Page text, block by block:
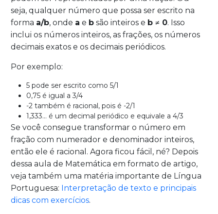
seja, qualquer número que possa ser escrito na
forma a/b, onde a e b são inteiros e b ≠ 0. Isso
inclui os números inteiros, as frações, os números
decimais exatos e os decimais periódicos.
Por exemplo:
5 pode ser escrito como 5/1
0,75 é igual a 3/4
-2 também é racional, pois é -2/1
1,333… é um decimal periódico e equivale a 4/3
Se você consegue transformar o número em
fração com numerador e denominador inteiros,
então ele é racional. Agora ficou fácil, né? Depois
dessa aula de Matemática em formato de artigo,
veja também uma matéria importante de Língua
Portuguesa: Interpretação de texto e principais
dicas com exercícios.